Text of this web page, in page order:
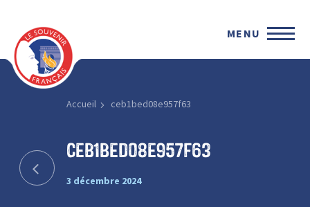
MENU
Accueil ceb1bed08e957f63
ceb1bed08e957f63
3 décembre 2024